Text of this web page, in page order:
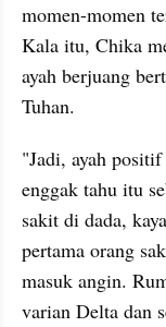
momen-momen
Kala itu, Chika
ayah berjuang
Tuhan.
"Jadi, ayah
enggak tahu itu
sakit di dada,
pertama orang
masuk angin.
varian Delta dan